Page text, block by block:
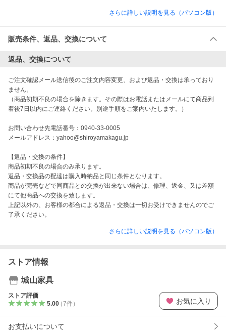
さらに詳しい説明を見る（パソコン版）
販売条件、返品、交換について
返品、交換について
ご注文確認メール送信後のご注文内容変更、および返品・交換は承っており
ません。
（商品初期不良の場合を除きます。その際はお電話またはメールにて商品到
着後7日以内にご連絡ください。別途手順をご案内いたします。）
お問い合わせ先電話番号：0940-33-0005
メールアドレス：yahoo@shiroyamakagu.jp
【返品・交換の条件】
商品初期不良の場合のみ承ります。
返品・交換品の配達は購入時納品と同じ条件となります。
商品が完売などで同商品との交換が出来ない場合は、修理、返金、又は差額
にて他商品への交換を致します。
上記以外の、お客様の都合による返品・交換は一切お受けできませんのでご
了承ください。
さらに詳しい説明を見る（パソコン版）
ストア情報
城山家具
ストア評価
5.00（7件） お気に入り
お支払いについて